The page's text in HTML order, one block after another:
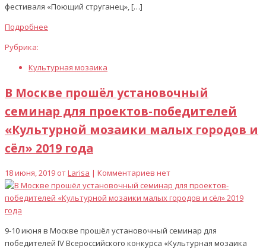
фестиваля «Поющий струганец», […]
Подробнее
Рубрика:
Культурная мозаика
В Москве прошёл установочный
семинар для проектов-победителей
«Культурной мозаики малых городов и
сёл» 2019 года
18 июня, 2019 отLarisa | Комментариев нет
9-10 июня в Москве прошёл установочный семинар для
победителей IV Всероссийского конкурса «Культурная мозаика